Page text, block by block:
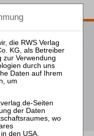
Probe-Abo
ZVI-online-